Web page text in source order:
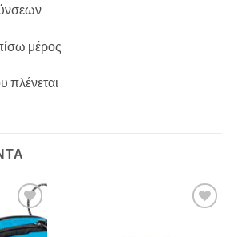
μέρος
πλένεται
Add to
wishlist